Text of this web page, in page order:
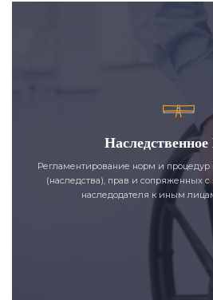
Регламентирование норм и
(наследства), прав и сопряженных с
наследодателя к иным